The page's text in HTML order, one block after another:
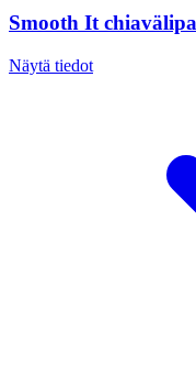
Smooth It
Näytä tiedot